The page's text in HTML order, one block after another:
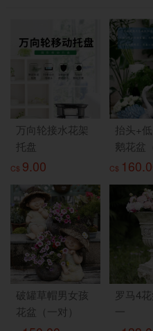
万向轮接水花架
托盘
C$ 9.00
抬头+
鹅花盆
C$
破罐草帽男女孩
花盆（一对）
罗马4
一